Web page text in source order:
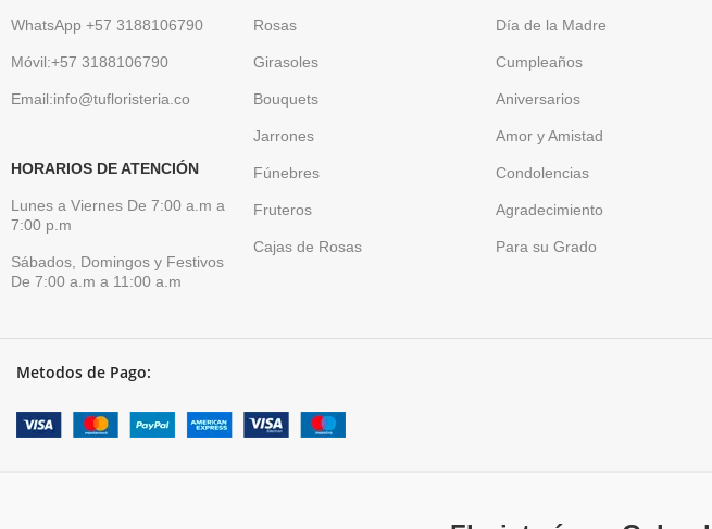
WhatsApp +57 3188106790
Móvil:+57 3188106790
Email:info@tufloristeria.co
HORARIOS DE ATENCIÓN
Lunes a Viernes De 7:00 a.m a
7:00 p.m
Sábados, Domingos y Festivos
De 7:00 a.m a 11:00 a.m
Rosas
Girasoles
Bouquets
Jarrones
Fúnebres
Fruteros
Cajas de Rosas
Día de la Madre
Cumpleaños
Aniversarios
Amor y Amistad
Condolencias
Agradecimiento
Para su Grado
Metodos de Pago: